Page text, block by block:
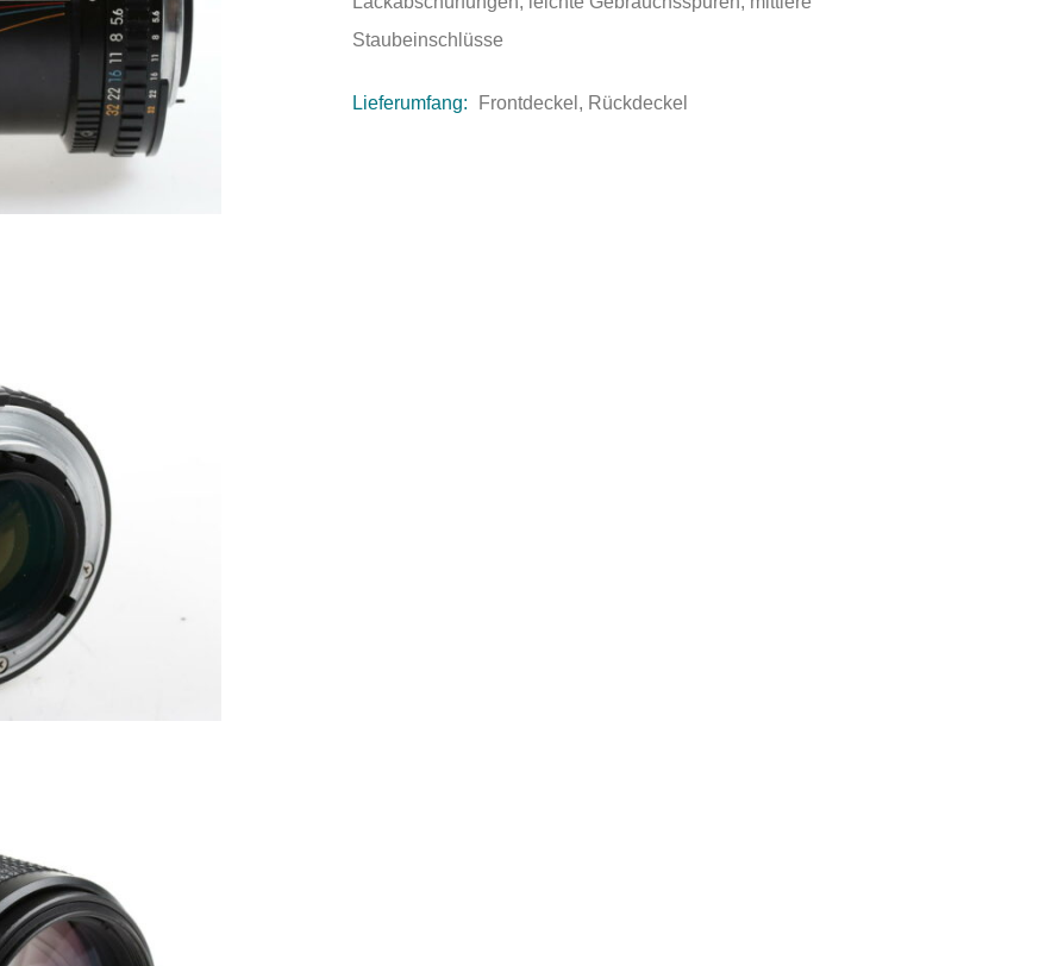
Staubeinschlüsse
Lieferumfang: Frontdeckel, Rückdeckel